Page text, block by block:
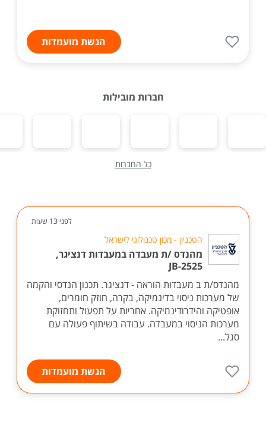
הגשת מועמדות
חברות מובילות
כל החברות
לפני 13 שעות
הטכניון - מכון טכנולוגי לישראל
מהנדס /ת מעבדה במעבדות דנציגר,
JB-2525
מהנדס/ת ב מעבדות הוראה - דנציגר. תכנון הנדסי והקמה
של מערכות ניסוי בדינמיקה, בקרה, חוזק חומרים,
אופטיקה והידרודינמיקה. אחריות על תפעול ותחזוקת
מערכות הניסוי במעבדה. עבודה בשיתוף פעולה עם
סגל...
הגשת מועמדות